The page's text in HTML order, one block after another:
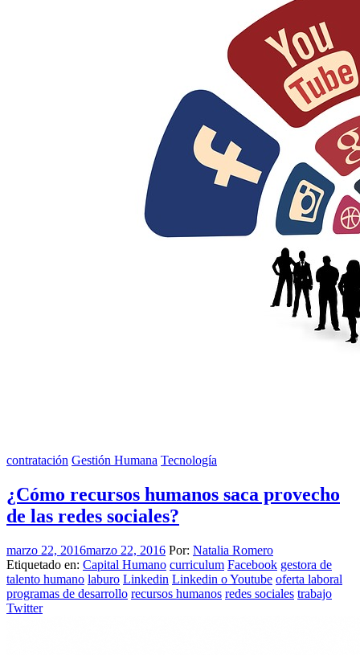
contratación Gestión Humana Tecnología
¿Cómo recursos humanos saca provecho
de las redes sociales?
marzo 22, 2016marzo 22, 2016 Por: Natalia Romero
Etiquetado en: Capital Humano curriculum Facebook gestora de
talento humano laburo Linkedin Linkedin o Youtube oferta laboral
programas de desarrollo recursos humanos redes sociales trabajo
Twitter